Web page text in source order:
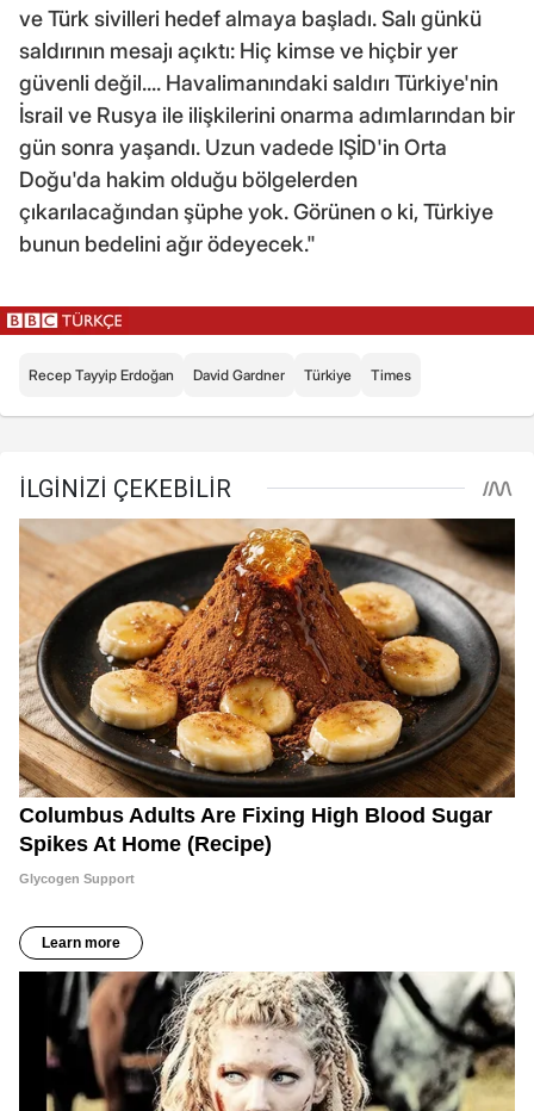
ve Türk sivilleri hedef almaya başladı. Salı günkü
saldırının mesajı açıktı: Hiç kimse ve hiçbir yer
güvenli değil.... Havalimanındaki saldırı Türkiye'nin
İsrail ve Rusya ile ilişkilerini onarma adımlarından bir
gün sonra yaşandı. Uzun vadede IŞİD'in Orta
Doğu'da hakim olduğu bölgelerden
çıkarılacağından şüphe yok. Görünen o ki, Türkiye
bunun bedelini ağır ödeyecek."
Recep Tayyip Erdoğan David Gardner Türkiye Times